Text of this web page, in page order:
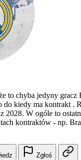
to chyba jedyny gracz
kiedy ma kontrakt .
2028. W ogóle to
kontraktów - np.
Zgłoś